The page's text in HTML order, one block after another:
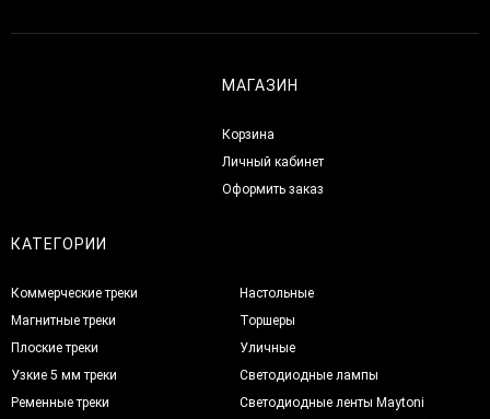
МАГАЗИН
Корзина
Личный кабинет
Оформить заказ
КАТЕГОРИИ
Коммерческие треки
Магнитные треки
Плоские треки
Узкие 5 мм треки
Ременные треки
Настольные
Торшеры
Уличные
Светодиодные лампы
Светодиодные ленты Maytoni